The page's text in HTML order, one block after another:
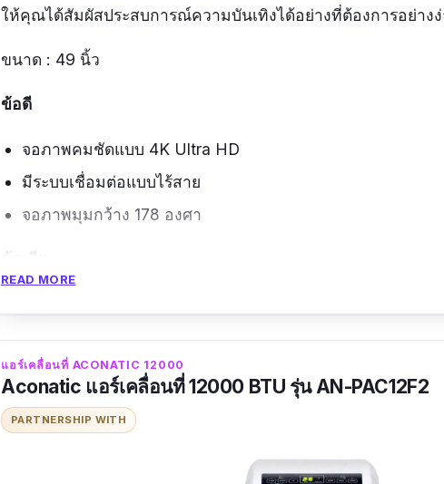
ให้คุณได้สัมผัสประสบการณ์ความบันเทิงได้อย่างที่ต้องการอย่างง่
ขนาด : 49 นิ้ว
ข้อดี
จอภาพคมชัดแบบ 4K Ultra HD
มีระบบเชื่อมต่อแบบไร้สาย
จอภาพมุมกว้าง 178 องศา
READ MORE
แอร์เคลื่อนที่ ACONATIC 12000
Aconatic แอร์เคลื่อนที่ 12000 BTU รุ่น AN-PAC12F2
PARTNERSHIP WITH